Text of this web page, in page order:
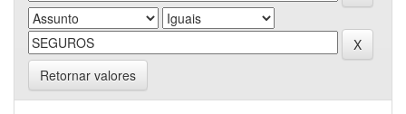
Retornar valores